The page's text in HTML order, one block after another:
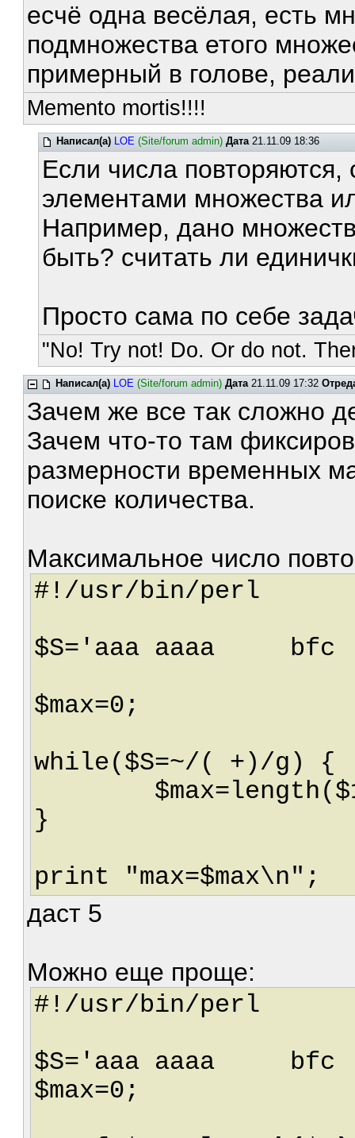
есчё одна весёлая, есть
подмножества етого
примерный в голове,
Memento mortis!!!!
Написал(а) LOE (Site/forum admin) Дата21.11.09 18:36
Если числа
элементами множества
Например, дано
быть? считать ли
Просто сама по себе
"No! Try not! Do. Or do not.
Написал(а) LOE (Site/forum admin) Дата21.11.09 17:32
Зачем же все так сложно
Зачем что-то там
размерности временных
поиске количества.
Максимальное число
#!/usr/bin/perl
$S='aaa aaaa
$max=0;
while($S=~/( +)/g) {
$max=length($1)
}
print "max=$max\n";
даст 5
Можно еще проще:
#!/usr/bin/perl
$S='aaa aaaa
$max=0;